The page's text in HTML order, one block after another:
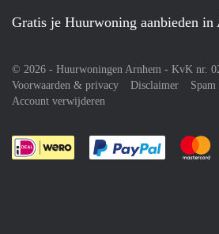
Gratis je Huurwoning aanbieden in
© 2026 - Huurwoningen Arnhem - KvK nr.
Voorwaarden & privacy
Disclaimer
Account verwijderen
Je rekent